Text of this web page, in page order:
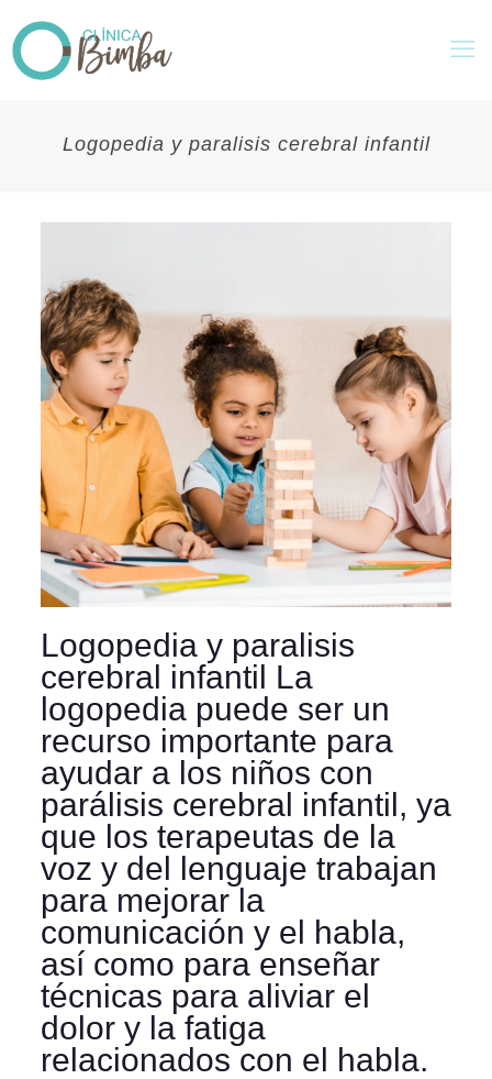
Logopedia y paralisis cerebral infantil
Logopedia y paralisis
cerebral infantil La
logopedia puede ser un
recurso importante para
ayudar a los niños con
parálisis cerebral infantil, ya
que los terapeutas de la
voz y del lenguaje trabajan
para mejorar la
comunicación y el habla,
así como para enseñar
técnicas para aliviar el
dolor y la fatiga
relacionados con el habla.